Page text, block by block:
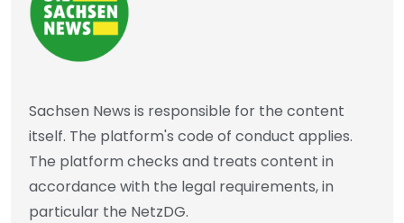
Sachsen News is responsible for the content
itself. The platform's code of conduct applies.
The platform checks and treats content in
accordance with the legal requirements, in
particular the NetzDG.